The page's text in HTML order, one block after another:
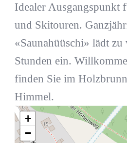
Idealer Ausgangspunkt
und Skitouren.
«Saunahüüschi» lädt
Stunden ein.
finden Sie im
Himmel.
+
−